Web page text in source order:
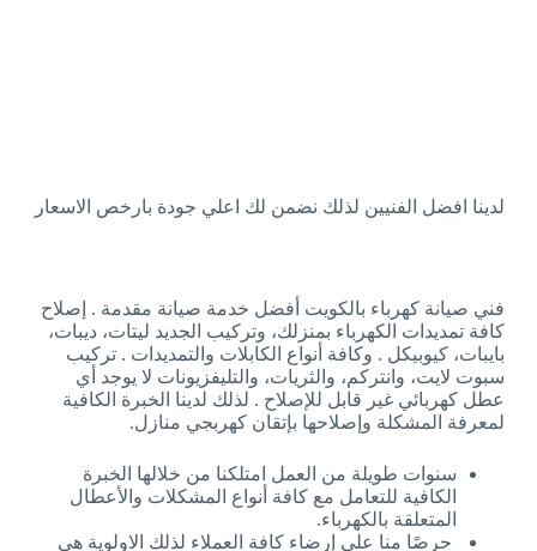
لدينا افضل الفنيين لذلك نضمن لك اعلي جودة بارخص الاسعار
فني صيانة كهرباء بالكويت أفضل خدمة صيانة مقدمة . إصلاح
كافة تمديدات الكهرباء بمنزلك، وتركيب الجديد ليتات، ديبات،
بايبات، كيوبيكل . وكافة أنواع الكابلات والتمديدات . تركيب
سبوت لايت، وانتركم، والثريات، والتليفزيونات لا يوجد أي
عطل كهربائي غير قابل للإصلاح . لذلك لدينا الخبرة الكافية
لمعرفة المشكلة وإصلاحها بإتقان كهربجي منازل.
سنوات طويلة من العمل امتلكنا من خلالها الخبرة
الكافية للتعامل مع كافة أنواع المشكلات والأعطال
المتعلقة بالكهرباء.
حرصًا منا على إرضاء كافة العملاء لذلك الاولوية هي